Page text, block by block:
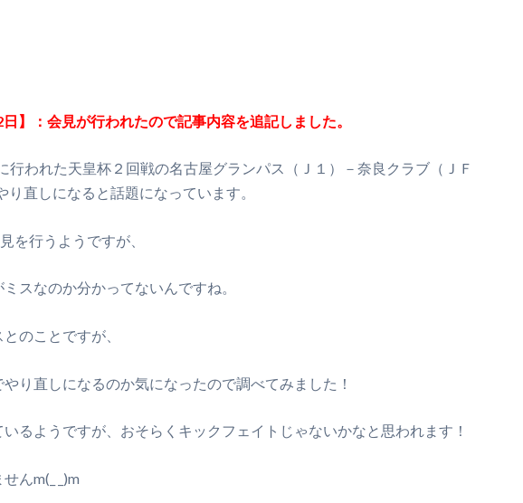
日】：会見が行われたので記事内容を追記しました。
行われた天皇杯２回戦の名古屋グランパス（Ｊ１）－奈良クラブ（ＪＦ
り直しになると話題になっています。
を行うようですが、
スなのか分かってないんですね。
のことですが、
り直しになるのか気になったので調べてみました！
るようですが、おそらくキックフェイトじゃないかなと思われます！
んm(_ _)m